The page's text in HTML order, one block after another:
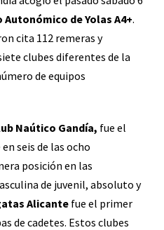
de Yolas A4+.
cita 112 remeras y
clubes diferentes de la
de equipos
Naútico Gandía, fue el
seis de las ocho
posición en las
de juvenil, absoluto y
Alicante fue el primer
de cadetes. Estos clubes